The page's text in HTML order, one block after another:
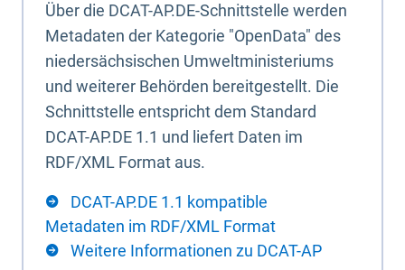
Über die DCAT-AP.DE-Schnittstelle werden
Metadaten der Kategorie "OpenData" des
niedersächsischen Umweltministeriums
und weiterer Behörden bereitgestellt. Die
Schnittstelle entspricht dem Standard
DCAT-AP.DE 1.1 und liefert Daten im
RDF/XML Format aus.
DCAT-AP.DE 1.1 kompatible
Metadaten im RDF/XML Format
Weitere Informationen zu DCAT-AP